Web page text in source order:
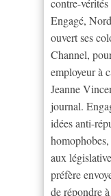
contre-
Engagé,
ouvert ses
Channel,
employeur à
Jeanne
journal.
idées anti-
aux
préfère
de répondre